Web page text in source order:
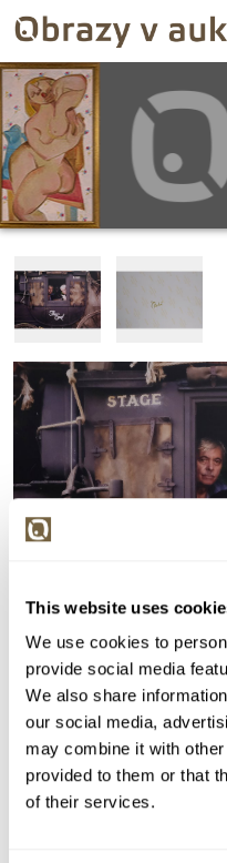
This website uses
We use cookies to
provide social media
We also share
our social media,
may combine it with
provided to them or that
of their services.
Detail položky
> Zobrazit detail